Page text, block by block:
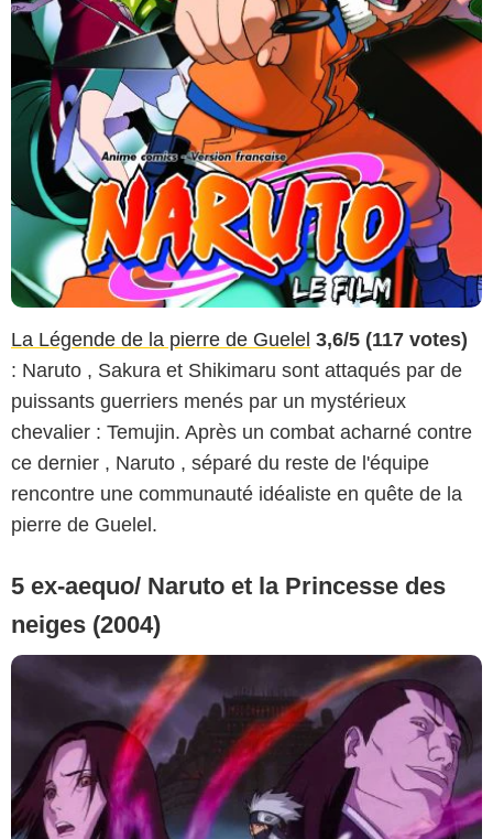
La Légende de la pierre de Guelel 3,6/5 (117 votes)
: Naruto , Sakura et Shikimaru sont attaqués par de
puissants guerriers menés par un mystérieux
chevalier : Temujin. Après un combat acharné contre
ce dernier , Naruto , séparé du reste de l'équipe
rencontre une communauté idéaliste en quête de la
pierre de Guelel.
5 ex-aequo/ Naruto et la Princesse des
neiges (2004)